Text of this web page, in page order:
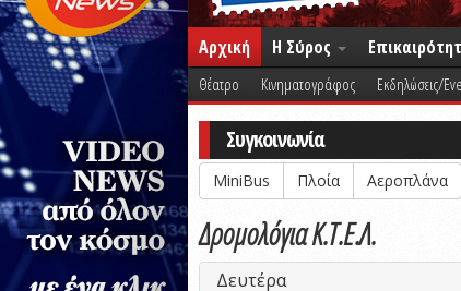
Αρχική Η Σύρος
Θέατρο Κινηματογράφος Εκδηλώσεις/
Συγκοινωνία
MiniBus Πλοία Αεροπλάνα
Δρομολόγια Κ.Τ.Ε.Λ.
Δευτέρα